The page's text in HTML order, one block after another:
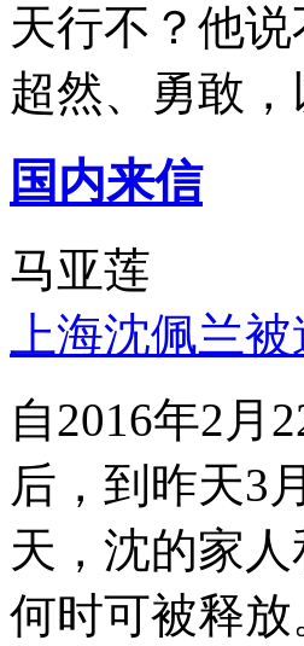
天行不？他
超然、勇敢
国内来信
马亚莲
上海沈佩兰
自2016年2月
后，到昨天3
天，沈的家
何时可被释